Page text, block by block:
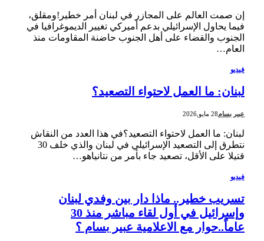
إن صمت العالم على المجازر في لبنان أمر خطير!ومقلق،
فيما يحاول الإسرائيلي بدعم أميركي تغيير الديموغرافيا في
الجنوب والقضاء على أهل الجنوب حاضنة المقاومات منذ
العام…
فيديو
لبنان: ما العمل لاحتواء التصعيد؟
عبير بسام28 مايو,2026
لبنان: ما العمل لاحتواء التصعيد؟في هذا العدد من النقاش
نتطرق إلى التصعيد الإسرائيلي في لبنان والذي خلف 30
قتيلا على الأقل، تصعيد جاء بأمر من نتانياهو…
فيديو
تسريب خطير.. ماذا دار بين وفدي لبنان
وإسرائيل في أول لقاء مباشر منذ 30
عاماً..حوار مع الاعلامية عبير بسام ؟